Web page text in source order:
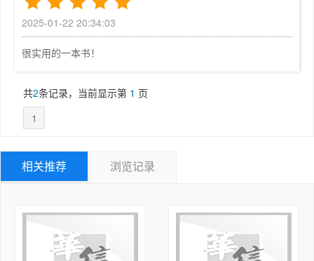
本章习题	130
第7章  窗口管理	131
7.4  窗口定时器	139
本章任务	149
本章习题	149
第8章  BUTTON控件	150
8.4  位图转换器用法简介	153
8.5  实例与代码解析	156
函数来处理用户输入和界面交互，保障用户交互的实时性和
准确性。
发者提供了强大的支持，在嵌入式GUI开发领域具有出色的
于国产微控制器的emWin教材更是屈指可数，相关开发者难
写本书，使初学者能够快速学习emWin，掌握其基本概念、
学者，还是已有一定经验的开发者，本书都将为其提供一定
的实践指导和实用的开发案例。希望读者通过学习emWin，
带来更出色的用户体验。
本书聚焦emWin应用开发，涉及微控制器外设的介绍较少。
因此，对于缺乏嵌入式开发经验的读者，建议先学习“卓越
2025-01-22 20:34:03
很实用的一本书！
共2条记录，当前显示第 1 页
1
相关推荐 浏览记录